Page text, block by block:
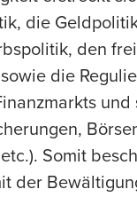
die
den
die
Somit
der